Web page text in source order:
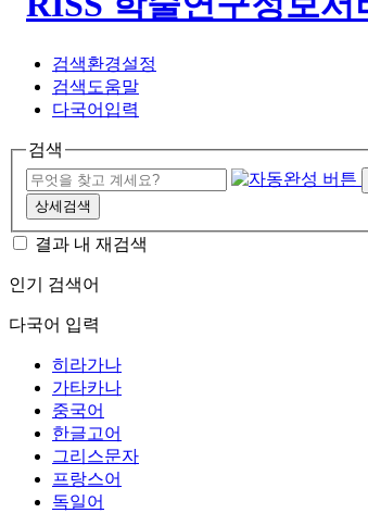
검색환경설정
검색도움말
다국어입력
검색
상세검색
결과 내 재검색
인기 검색어
다국어 입력
히라가나
가타카나
중국어
한글고어
그리스문자
프랑스어
독일어